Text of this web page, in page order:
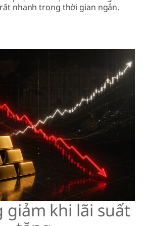
nhanh trong thời gian ngắn.
giảm khi lãi suất